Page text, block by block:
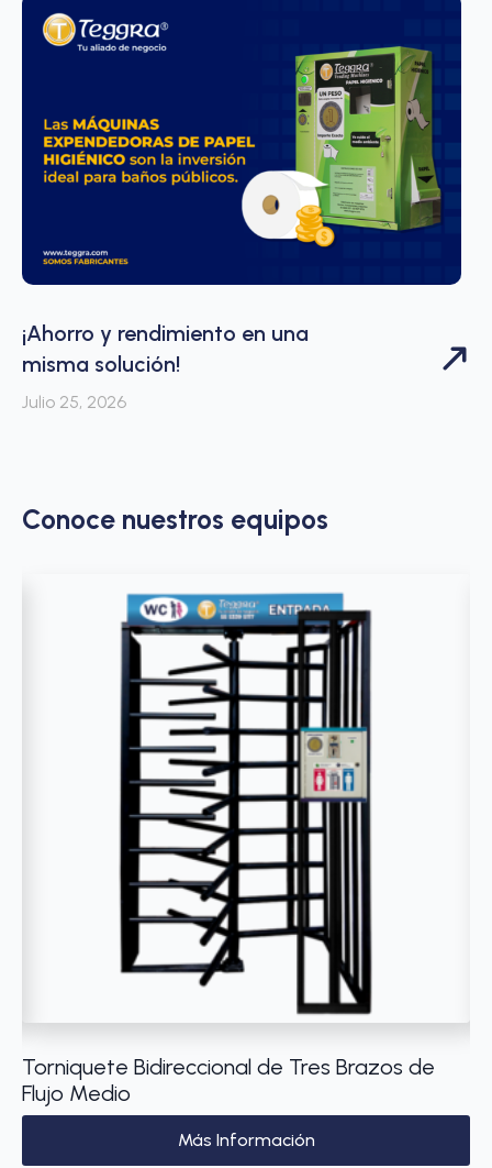
¡Ahorro y rendimiento en una
misma solución!
Julio 25, 2026
Conoce nuestros equipos
Torniquete Bidireccional de Tres Brazos de
Flujo Medio
Más Información